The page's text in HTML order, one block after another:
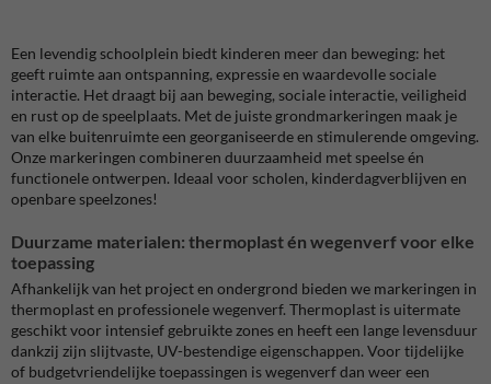
Een levendig schoolplein biedt kinderen meer dan beweging: het
geeft ruimte aan ontspanning, expressie en waardevolle sociale
interactie. Het draagt bij aan beweging, sociale interactie, veiligheid
en rust op de speelplaats. Met de juiste grondmarkeringen maak je
van elke buitenruimte een georganiseerde en stimulerende omgeving.
Onze markeringen combineren duurzaamheid met speelse én
functionele ontwerpen. Ideaal voor scholen, kinderdagverblijven en
openbare speelzones!
Duurzame materialen: thermoplast én wegenverf voor elke
toepassing
Afhankelijk van het project en ondergrond bieden we markeringen in
thermoplast en professionele wegenverf. Thermoplast is uitermate
geschikt voor intensief gebruikte zones en heeft een lange levensduur
dankzij zijn slijtvaste, UV-bestendige eigenschappen. Voor tijdelijke
of budgetvriendelijke toepassingen is wegenverf dan weer een